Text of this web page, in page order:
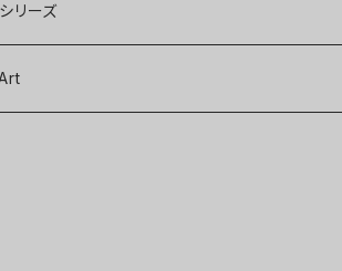
リーズ